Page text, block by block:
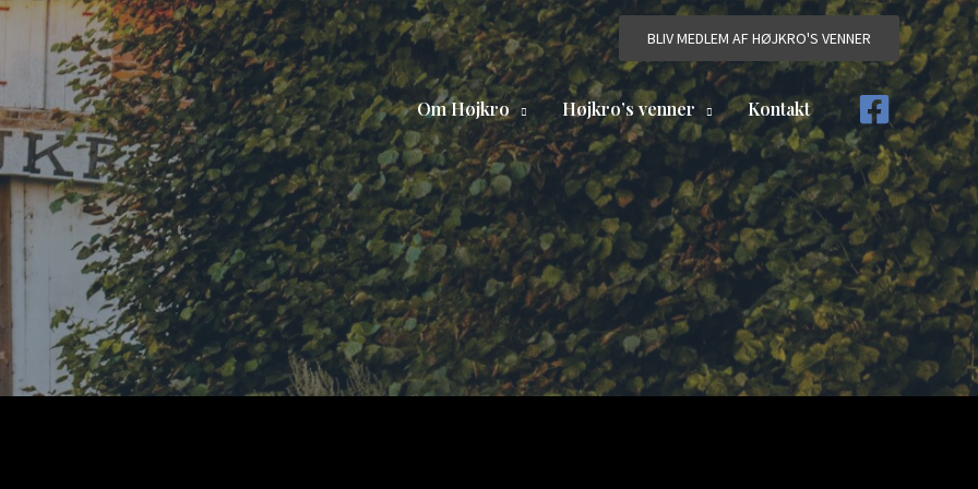
BLIV MEDLEM AF HØJKRO'S VENNER
Om Højkro Højkro’s venner Kontakt